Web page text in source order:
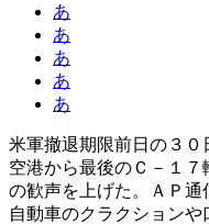
あ
あ
あ
あ
あ
米軍撤退期限前日の３
空港から最後のＣ－１７
の歓声を上げた。ＡＰ
自動車のクラクション